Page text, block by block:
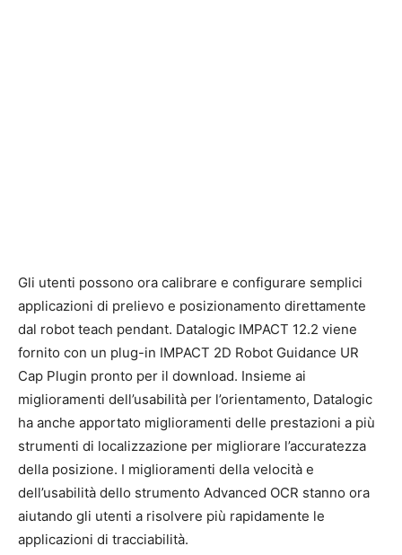
Gli utenti possono ora calibrare e configurare semplici
applicazioni di prelievo e posizionamento direttamente
dal robot teach pendant. Datalogic IMPACT 12.2 viene
fornito con un plug-in IMPACT 2D Robot Guidance UR
Cap Plugin pronto per il download. Insieme ai
miglioramenti dell’usabilità per l’orientamento, Datalogic
ha anche apportato miglioramenti delle prestazioni a più
strumenti di localizzazione per migliorare l’accuratezza
della posizione. I miglioramenti della velocità e
dell’usabilità dello strumento Advanced OCR stanno ora
aiutando gli utenti a risolvere più rapidamente le
applicazioni di tracciabilità.